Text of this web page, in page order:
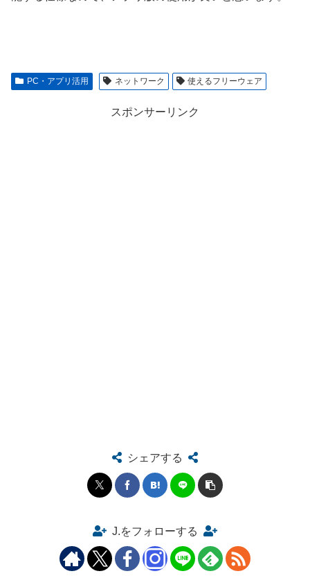
PC・アプリ活用 ネットワーク 使えるフリーウェア
スポンサーリンク
シェアする
J.をフォローする